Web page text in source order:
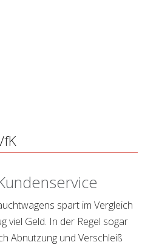
spart im Vergleich
viel Geld. In der Regel sogar
Abnutzung und Verschleiß